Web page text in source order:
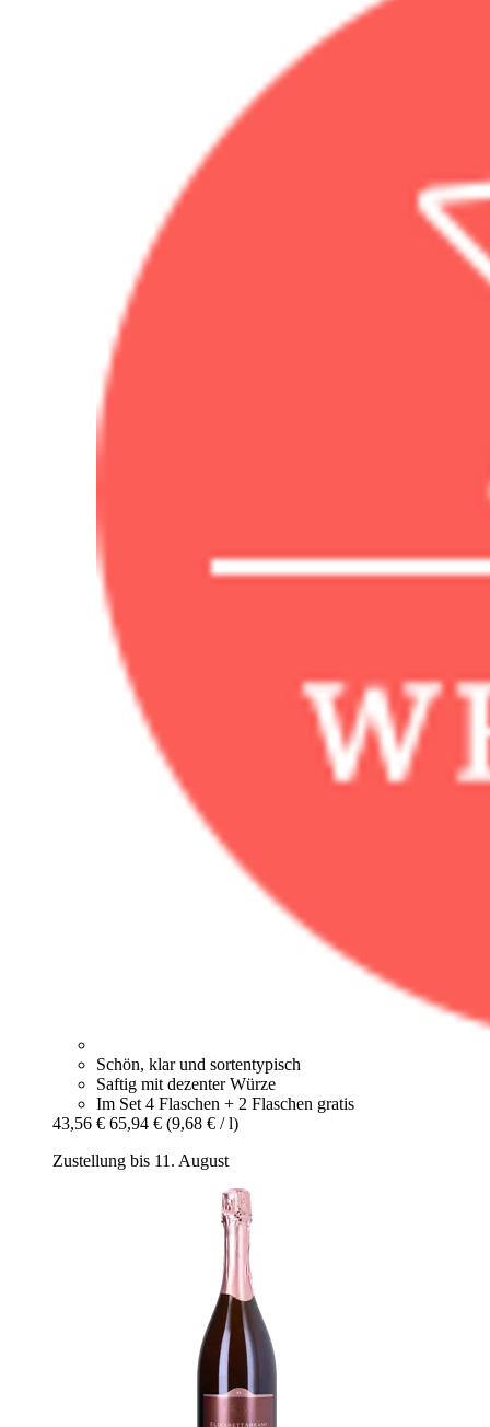
Schön, klar und sortentypisch
Saftig mit dezenter Würze
Im Set 4 Flaschen + 2 Flaschen gratis
43,56 € 65,94 € (9,68 € / l)
Zustellung bis 11. August